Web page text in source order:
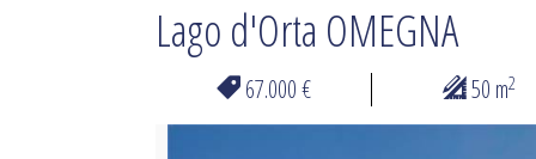
Lago d'Orta OMEGNA
67.000 € 50 m2